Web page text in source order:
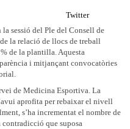
Twitter
sessió del Ple del Consell de
la relació de llocs de treball
de la plantilla. Aquesta
i mitjançant convocatòries
de Medicina Esportiva. La
aprofita per rebaixar el nivell
s’ha incrementat el nombre de
que suposa